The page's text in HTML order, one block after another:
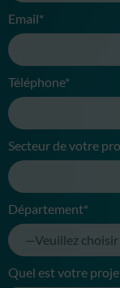
Email*
Téléphone*
Secteur de votre
Département*
Quel est votre